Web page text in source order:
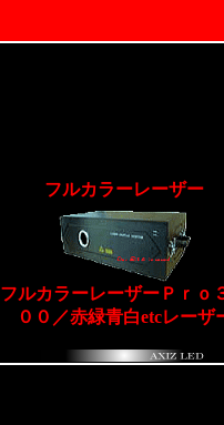
フルカラーレーザー
フルカラーレーザーＰｒｏ
００／赤緑青白etcレーザ